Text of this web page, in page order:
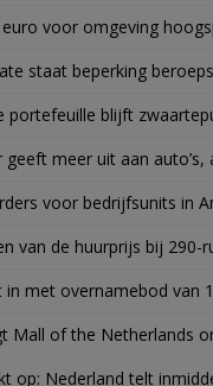
voor omgeving
staat beperking
portefeuille blijft
geeft meer uit aan
voor bedrijfsunits in
van de huurprijs bij 290-
in met overnamebod van
Mall of the Netherlands
op: Nederland telt